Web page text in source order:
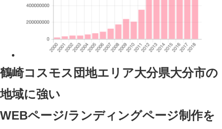
鶴崎コスモス団地エリア大分県大分市の
地域に強い
WEBページ/ランディングページ制作を